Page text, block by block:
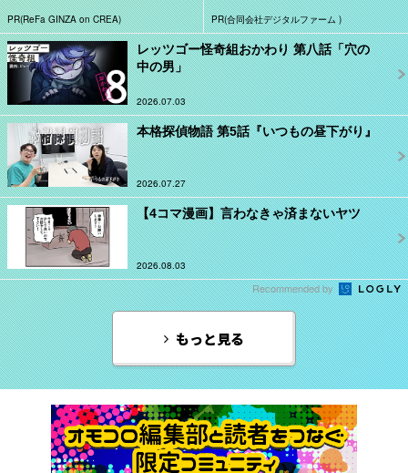
PR(ReFa GINZA on CREA) PR(合同会社デジタルファーム )
レッツゴー怪奇組おかわり 第八話「穴の
中の男」
2026.07.03
本格探偵物語 第5話『いつもの昼下がり』
2026.07.27
【4コマ漫画】言わなきゃ済まないヤツ
2026.08.03
Recommended by
もっと見る